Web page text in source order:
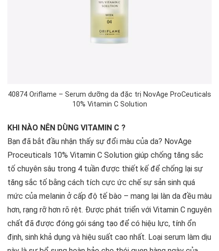
40874 Oriflame – Serum dưỡng da đặc trị NovAge ProCeuticals
10% Vitamin C Solution
KHI NÀO NÊN DÙNG VITAMIN C ?
Bạn đã bắt đầu nhận thấy sự đổi màu của da? NovAge
Proceuticals 10% Vitamin C Solution giúp chống tăng sắc
tố chuyên sâu trong 4 tuần được thiết kế để chống lại sự
tăng sắc tố bằng cách tích cực ức chế sự sản sinh quá
mức của melanin ở cấp độ tế bào – mang lại làn da đều màu
hơn, rạng rỡ hơn rõ rệt. Được phát triển với Vitamin C nguyên
chất đã được đóng gói sáng tạo để có hiệu lực, tính ổn
định, sinh khả dụng và hiệu suất cao nhất. Loại serum làm dịu